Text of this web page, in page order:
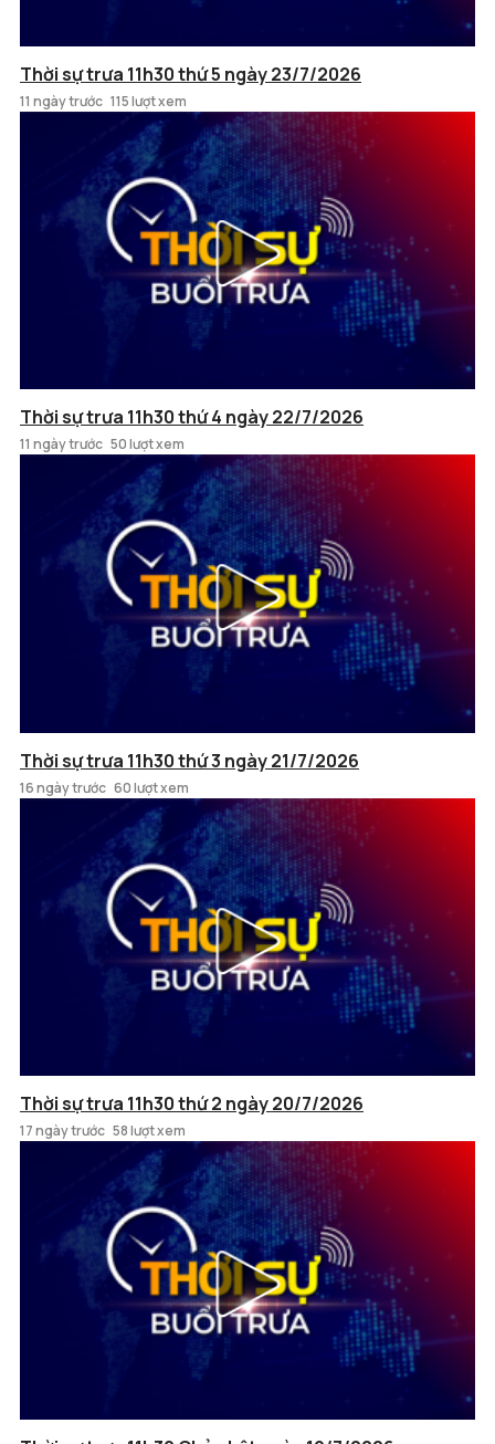
Thời sự trưa 11h30 thứ 5 ngày 23/7/2026
11 ngày trước 115 lượt xem
Thời sự trưa 11h30 thứ 4 ngày 22/7/2026
11 ngày trước 50 lượt xem
Thời sự trưa 11h30 thứ 3 ngày 21/7/2026
16 ngày trước 60 lượt xem
Thời sự trưa 11h30 thứ 2 ngày 20/7/2026
17 ngày trước 58 lượt xem